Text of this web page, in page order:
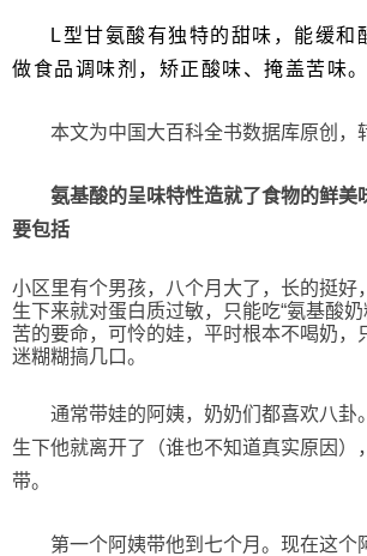
L型甘氨酸有独特的甜味，能缓和
做食品调味剂，矫正酸味、掩盖苦味。
本文为中国大百科全书数据库原创，
氨基酸的呈味特性造就了食物的鲜美
要包括
小区里有个男孩，八个月大了，长的挺好
生下来就对蛋白质过敏，只能吃“氨基酸奶
苦的要命，可怜的娃，平时根本不喝奶，
迷糊糊搞几口。
通常带娃的阿姨，奶奶们都喜欢八卦
生下他就离开了（谁也不知道真实原因）
带。
第一个阿姨带他到七个月。现在这个